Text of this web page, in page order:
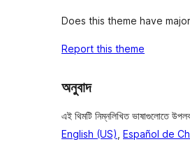
Does this theme have
Report this theme
অনুবাদ
এই থিমটি নিম্নলিখিত ভাষাগুলোতে
English (US), Español de